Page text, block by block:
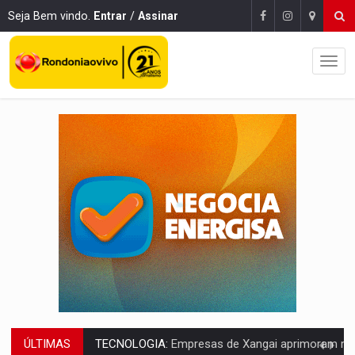
Seja Bem vindo. Entrar / Assinar
ÚLTIMAS PROTEGE A TERRA:China descobre como explodir asteroide com bomba